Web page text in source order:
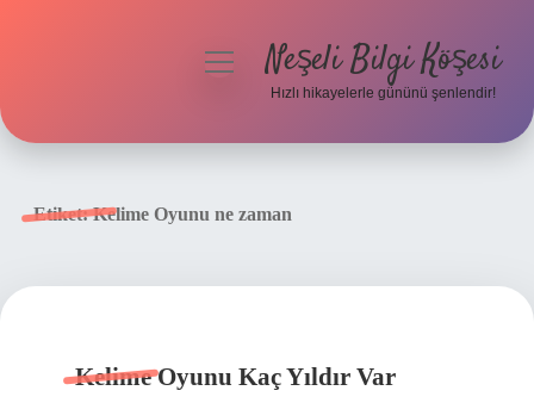
menüyüNeşeli Bilgi Köşesi
Hızlı hikayelerle gününü şenlendir!
Etiket:Kelime Oyunu ne zaman
Kelime Oyunu Kaç Yıldır Var